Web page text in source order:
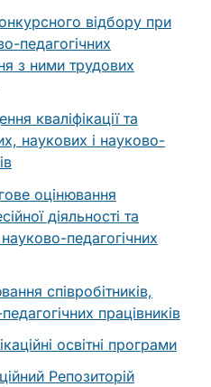
відбору при
педагогічних
з ними трудових
кваліфікації та
наукових і науково-
оцінювання
діяльності та
педагогічних
співробітників,
працівників
освітні програми
Репозиторій